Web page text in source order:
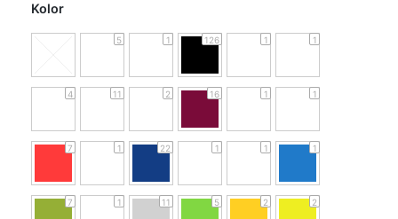
Kolor
5 1 126 1 1
4 11 2 16 1 1
7 1 22 1 1 1
7 1 11 5 2 2